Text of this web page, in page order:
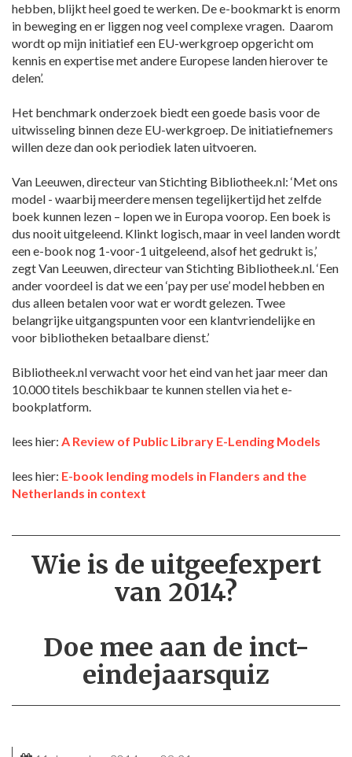
hebben, blijkt heel goed te werken. De e-bookmarkt is enorm
in beweging en er liggen nog veel complexe vragen. Daarom
wordt op mijn initiatief een EU-werkgroep opgericht om
kennis en expertise met andere Europese landen hierover te
delen’.
Het benchmark onderzoek biedt een goede basis voor de
uitwisseling binnen deze EU-werkgroep. De initiatiefnemers
willen deze dan ook periodiek laten uitvoeren.
Van Leeuwen, directeur van Stichting Bibliotheek.nl: ‘Met ons
model - waarbij meerdere mensen tegelijkertijd het zelfde
boek kunnen lezen – lopen we in Europa voorop. Een boek is
dus nooit uitgeleend. Klinkt logisch, maar in veel landen wordt
een e-book nog 1-voor-1 uitgeleend, alsof het gedrukt is,’
zegt Van Leeuwen, directeur van Stichting Bibliotheek.nl. ‘Een
ander voordeel is dat we een ‘pay per use’ model hebben en
dus alleen betalen voor wat er wordt gelezen. Twee
belangrijke uitgangspunten voor een klantvriendelijke en
voor bibliotheken betaalbare dienst.’
Bibliotheek.nl verwacht voor het eind van het jaar meer dan
10.000 titels beschikbaar te kunnen stellen via het e-
bookplatform.
lees hier: A Review of Public Library E-Lending Models
lees hier: E-book lending models in Flanders and the
Netherlands in context
Wie is de uitgeefexpert
van 2014?
Doe mee aan de inct-
eindejaarsquiz